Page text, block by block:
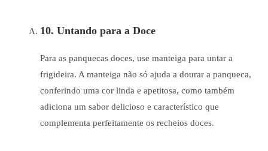
10. Untando para a Doce
Para as panquecas doces, use manteiga para untar a
frigideira. A manteiga não só ajuda a dourar a panqueca,
conferindo uma cor linda e apetitosa, como também
adiciona um sabor delicioso e característico que
complementa perfeitamente os recheios doces.